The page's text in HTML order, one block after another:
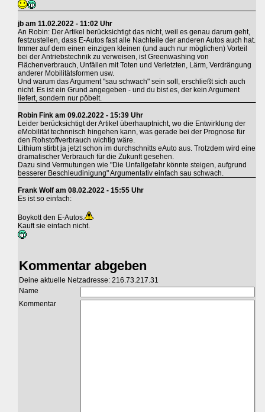
jb am 11.02.2022 - 11:02 Uhr
An Robin: Der Artikel berücksichtigt das nicht, weil es genau darum geht,
festzustellen, dass E-Autos fast alle Nachteile der anderen Autos auch hat.
Immer auf dem einen einzigen kleinen (und auch nur möglichen) Vorteil
bei der Antriebstechnik zu verweisen, ist Greenwashing von
Flächenverbrauch, Unfällen mit Toten und Verletzten, Lärm, Verdrängung
anderer Mobilitätsformen usw.
Und warum das Argument "sau schwach" sein soll, erschließt sich auch
nicht. Es ist ein Grund angegeben - und du bist es, der kein Argument
liefert, sondern nur pöbelt.
Robin Fink am 09.02.2022 - 15:39 Uhr
Leider berücksichtigt der Artikel überhauptnicht, wo die Entwirklung der
eMobilität technnisch hingehen kann, was gerade bei der Prognose für
den Rohstoffverbrauch wichtig wäre.
Lithium stirbt ja jetzt schon im durchschnitts eAuto aus. Trotzdem wird eine
dramatischer Verbrauch für die Zukunft gesehen.
Dazu sind Vermutungen wie "Die Unfallgefahr könnte steigen, aufgrund
besserer Beschleudinigung" Argumentativ einfach sau schwach.
Frank Wolf am 08.02.2022 - 15:55 Uhr
Es ist so einfach:
Boykott den E-Autos.
Kauft sie einfach nicht.
Kommentar abgeben
Deine aktuelle Netzadresse: 216.73.217.31
Name
Kommentar